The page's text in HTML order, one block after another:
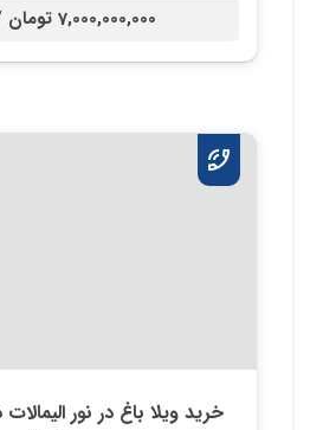
7,000,000,000 تومان /
خرید ویلا باغ در نور